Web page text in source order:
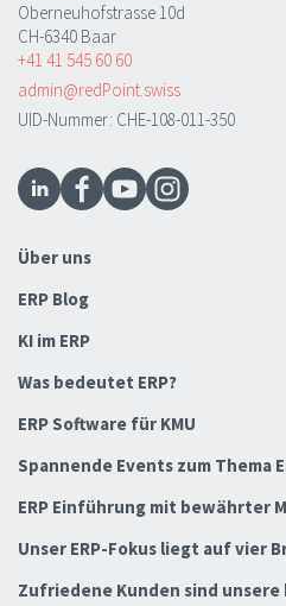
Oberneuhofstrasse 10d
CH-6340 Baar
+41 41 545 60 60
admin@redPoint.swiss
UID-Nummer: CHE-108-011-350
Über uns
ERP Blog
KI im ERP
Was bedeutet ERP?
ERP Software für KMU
Spannende Events zum Thema
ERP Einführung mit bewährter
Unser ERP-Fokus liegt auf vier
Zufriedene Kunden sind